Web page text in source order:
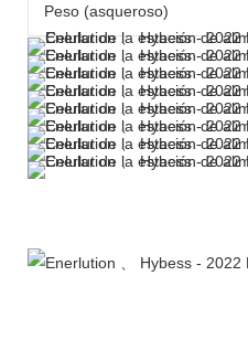
Peso (asqueroso)